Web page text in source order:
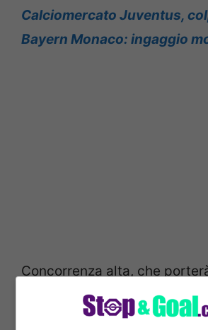
Calciomercato Juventus,
Bayern Monaco: ingaggio
Concorrenza alta, che
alternative. E tra queste,
importante, porta aDiego